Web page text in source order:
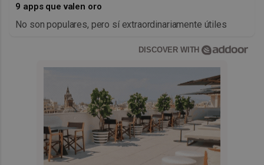
9 apps que valen oro
No son populares, pero sí extraordinariamente útiles
DISCOVER WITH